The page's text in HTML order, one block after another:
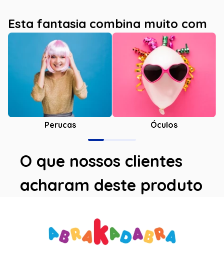
Esta fantasia combina muito com
Perucas Óculos
O que nossos clientes
acharam deste produto
Avaliações
Este produto ainda não tem avaliações